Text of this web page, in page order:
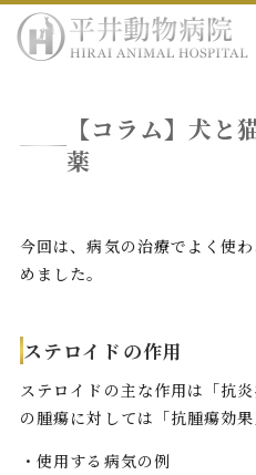
病院紹介
アクセス
【コラム】犬と
薬
今回は、病気の治療でよく使
めました。
ステロイドの作用
ステロイドの主な作用は「抗
の腫瘍に対しては「抗腫瘍効果
・使用する病気の例